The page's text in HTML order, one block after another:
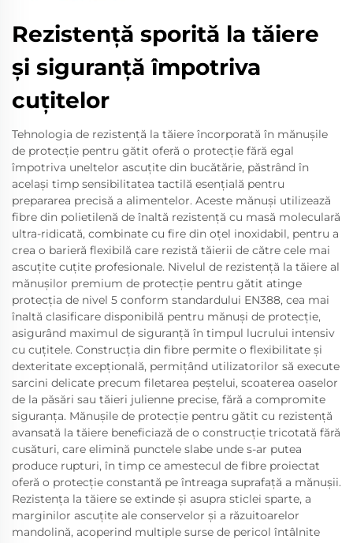
Rezistență sporită la tăiere
și siguranță împotriva
cuțitelor
Tehnologia de rezistență la tăiere încorporată în mănușile
de protecție pentru gătit oferă o protecție fără egal
împotriva uneltelor ascuțite din bucătărie, păstrând în
același timp sensibilitatea tactilă esențială pentru
prepararea precisă a alimentelor. Aceste mănuși utilizează
fibre din polietilenă de înaltă rezistență cu masă moleculară
ultra-ridicată, combinate cu fire din oțel inoxidabil, pentru a
crea o barieră flexibilă care rezistă tăierii de către cele mai
ascuțite cuțite profesionale. Nivelul de rezistență la tăiere al
mănușilor premium de protecție pentru gătit atinge
protecția de nivel 5 conform standardului EN388, cea mai
înaltă clasificare disponibilă pentru mănuși de protecție,
asigurând maximul de siguranță în timpul lucrului intensiv
cu cuțitele. Construcția din fibre permite o flexibilitate și
dexteritate excepțională, permițând utilizatorilor să execute
sarcini delicate precum filetarea peștelui, scoaterea oaselor
de la păsări sau tăieri julienne precise, fără a compromite
siguranța. Mănușile de protecție pentru gătit cu rezistență
avansată la tăiere beneficiază de o construcție tricotată fără
cusături, care elimină punctele slabe unde s-ar putea
produce rupturi, în timp ce amestecul de fibre proiectat
oferă o protecție constantă pe întreaga suprafață a mănușii.
Rezistența la tăiere se extinde și asupra sticlei sparte, a
marginilor ascuțite ale conservelor și a răzuitoarelor
mandolină, acoperind multiple surse de pericol întâlnite